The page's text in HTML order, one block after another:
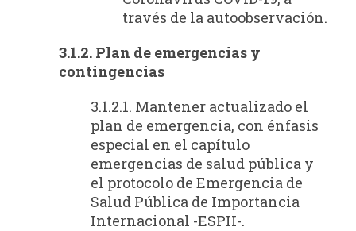
través de la autoobservación.
3.1.2. Plan de emergencias y
contingencias
3.1.2.1. Mantener actualizado el
plan de emergencia, con énfasis
especial en el capítulo
emergencias de salud pública y
el protocolo de Emergencia de
Salud Pública de Importancia
Internacional -ESPII-.